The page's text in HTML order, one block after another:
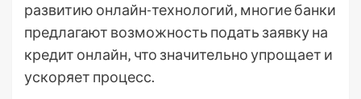
развитию онлайн-технологий‚ многие банки
предлагают возможность подать заявку на
кредит онлайн‚ что значительно упрощает и
ускоряет процесс.